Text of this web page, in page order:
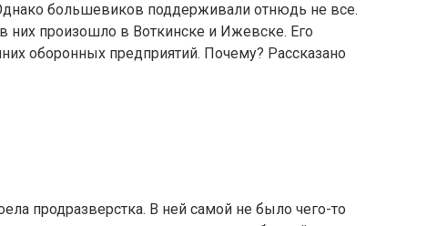
большевиков поддерживали отнюдь не все.
них произошло в Воткинске и Ижевске. Его
оборонных предприятий. Почему? Рассказано
продразверстка. В ней самой не было чего-то